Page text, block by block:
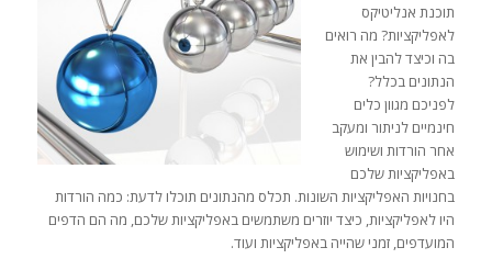
תוכנת אנליטיקס
לאפליקציות? מה רואים
בה וכיצד להבין את
הנתונים בכלל?
לפניכם מגוון כלים
חינמיים לניתור ומעקב
אחר הורדות ושימוש
באפליקציות שלכם
בחנויות האפליקציות השונות. תכלס מהנתונים תוכלו לדעת: כמה הורדות
היו לאפליקציות, כיצד יוזרים משתמשים באפליקציות שלכם, מה הם הדפים
המועדפים, זמני שהייה באפליקציות ועוד.